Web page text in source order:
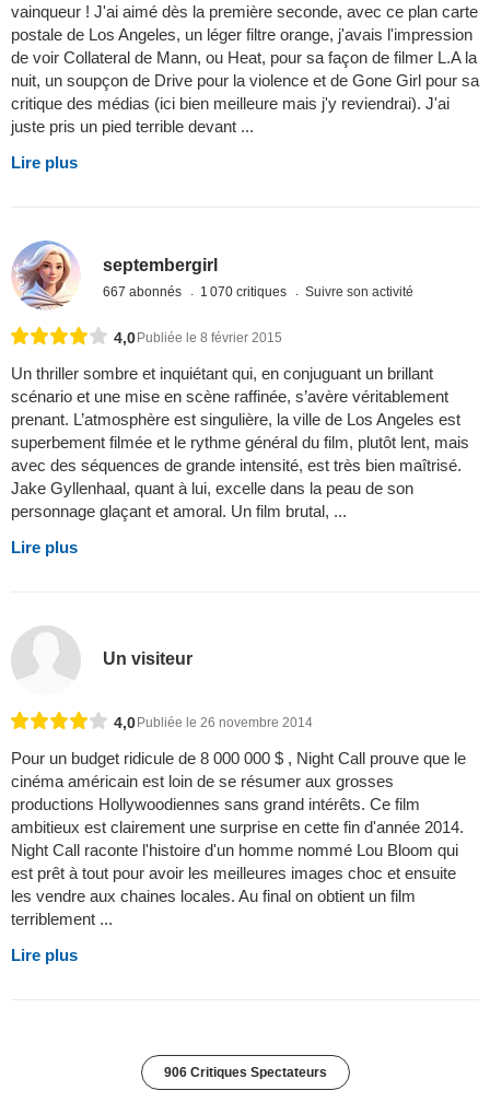
vainqueur ! J'ai aimé dès la première seconde, avec ce plan carte
postale de Los Angeles, un léger filtre orange, j'avais l'impression
de voir Collateral de Mann, ou Heat, pour sa façon de filmer L.A la
nuit, un soupçon de Drive pour la violence et de Gone Girl pour sa
critique des médias (ici bien meilleure mais j'y reviendrai). J'ai
juste pris un pied terrible devant ...
Lire plus
septembergirl
667 abonnés 1 070 critiques Suivre son activité
4,0 Publiée le 8 février 2015
Un thriller sombre et inquiétant qui, en conjuguant un brillant
scénario et une mise en scène raffinée, s’avère véritablement
prenant. L’atmosphère est singulière, la ville de Los Angeles est
superbement filmée et le rythme général du film, plutôt lent, mais
avec des séquences de grande intensité, est très bien maîtrisé.
Jake Gyllenhaal, quant à lui, excelle dans la peau de son
personnage glaçant et amoral. Un film brutal, ...
Lire plus
Un visiteur
4,0 Publiée le 26 novembre 2014
Pour un budget ridicule de 8 000 000 $ , Night Call prouve que le
cinéma américain est loin de se résumer aux grosses
productions Hollywoodiennes sans grand intérêts. Ce film
ambitieux est clairement une surprise en cette fin d'année 2014.
Night Call raconte l'histoire d'un homme nommé Lou Bloom qui
est prêt à tout pour avoir les meilleures images choc et ensuite
les vendre aux chaines locales. Au final on obtient un film
terriblement ...
Lire plus
906 Critiques Spectateurs